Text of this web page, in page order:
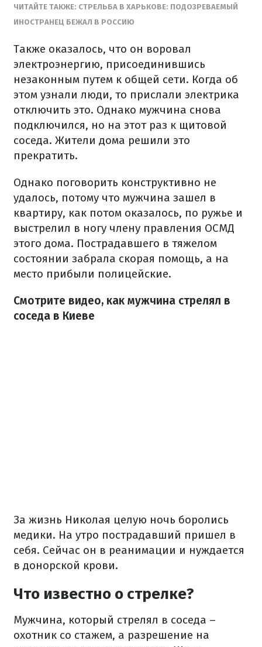
ЧИТАЙТЕ ТАКЖЕ: СТРЕЛЬБА В ХАРЬКОВЕ: ПОДОЗРЕВАЕМЫЙ
ИНОСТРАНЕЦ БЕЖАЛ В РОССИЮ
Также оказалось, что он воровал
электроэнергию, присоединившись
незаконным путем к общей сети. Когда об
этом узнали люди, то прислали электрика
отключить это. Однако мужчина снова
подключился, но на этот раз к щитовой
соседа. Жители дома решили это
прекратить.
Однако поговорить конструктивно не
удалось, потому что мужчина зашел в
квартиру, как потом оказалось, по ружье и
выстрелил в ногу члену правления ОСМД
этого дома. Пострадавшего в тяжелом
состоянии забрала скорая помощь, а на
место прибыли полицейские.
Смотрите видео, как мужчина стрелял в
соседа в Киеве
За жизнь Николая целую ночь боролись
медики. На утро пострадавший пришел в
себя. Сейчас он в реанимации и нуждается
в донорской крови.
Что известно о стрелке?
Мужчина, который стрелял в соседа –
охотник со стажем, а разрешение на